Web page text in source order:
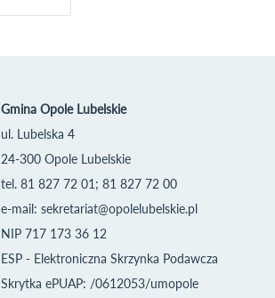
Gmina Opole Lubelskie
ul. Lubelska 4
24-300 Opole Lubelskie
tel. 81 827 72 01; 81 827 72 00
e-mail: sekretariat@opolelubelskie.pl
NIP 717 173 36 12
ESP - Elektroniczna Skrzynka Podawcza
Skrytka ePUAP: /0612053/umopole